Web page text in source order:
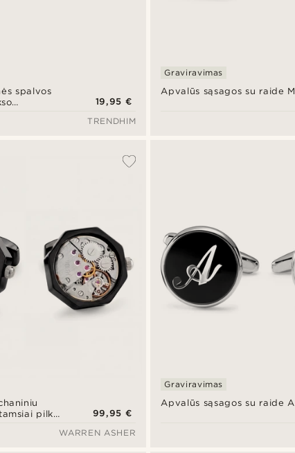
spalvos
19,95 €
TRENDHIM
Apvalūs sąsagos su raide M
Graviravimas
pilko
99,95 €
WARREN ASHER
Apvalūs sąsagos su raide A
Graviravimas